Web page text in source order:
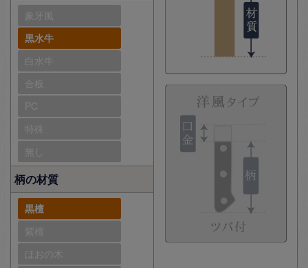
象牙風
黒水牛
白水牛
合板
PC
特殊
無し
柄の材質
黒檀
紫檀
ほおの木